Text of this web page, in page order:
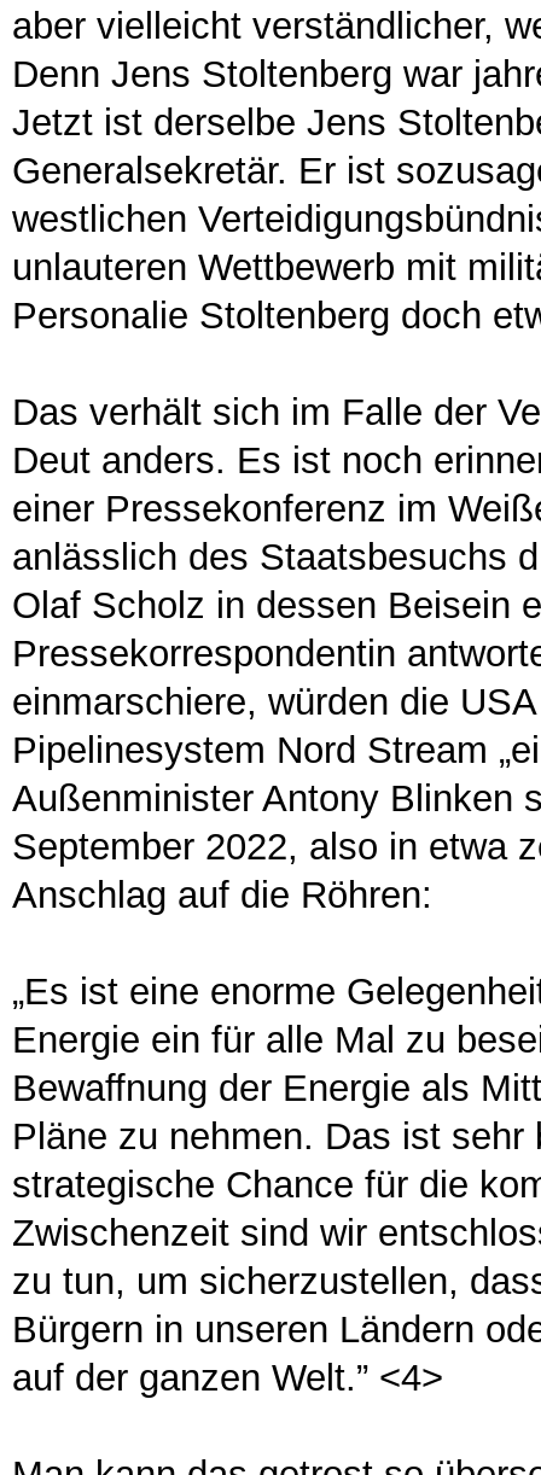
aber vielleicht verständlicher,
Denn Jens Stoltenberg war
Jetzt ist derselbe Jens
Generalsekretär. Er ist
westlichen
unlauteren Wettbewerb mit
Personalie Stoltenberg doch
Das verhält sich im Falle der
Deut anders. Es ist noch
einer Pressekonferenz im
anlässlich des Staatsbesuchs
Olaf Scholz in dessen Beisein
Pressekorrespondentin
einmarschiere, würden die
Pipelinesystem Nord Stream
Außenminister Antony Blinken
September 2022, also in etwa
Anschlag auf die Röhren:
„Es ist eine enorme
Energie ein für alle Mal zu
Bewaffnung der Energie als
Pläne zu nehmen. Das ist
strategische Chance für die
Zwischenzeit sind wir
zu tun, um sicherzustellen,
Bürgern in unseren Ländern
auf der ganzen Welt.” <4>